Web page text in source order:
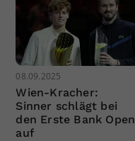
08.09.2025
Wien-Kracher:
Sinner schlägt bei
den Erste Bank Open
auf